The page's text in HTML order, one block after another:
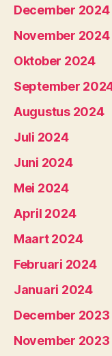
December 2024
November 2024
Oktober 2024
September
Augustus 2024
Juli 2024
Juni 2024
Mei 2024
April 2024
Maart 2024
Februari 2024
Januari 2024
December 2023
November 2023